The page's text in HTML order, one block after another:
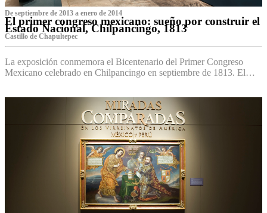
De septiembre de 2013 a enero de 2014
El primer congreso mexicano: sueño por construir el
Estado Nacional, Chilpancingo, 1813
Castillo de Chapultepec
La exposición conmemora el Bicentenario del Primer Congreso
Mexicano celebrado en Chilpancingo en septiembre de 1813. El…